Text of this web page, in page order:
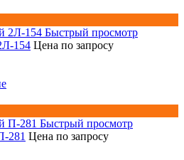
Быстрый просмотр
154 Цена по запросу
Быстрый просмотр
281 Цена по запросу